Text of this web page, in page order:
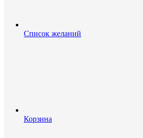
Список желаний
Корзина